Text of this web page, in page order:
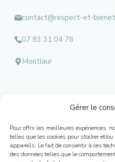
Gérer le
Pour offrir les meilleures expériences,
telles que les cookies pour stocker et/
appareils. Le fait de consentir à ces
des données telles que le
contact@respect-et-
07 83 31 04 78
Montlaur
Mentions légales
Contacts
Conditions Générales de